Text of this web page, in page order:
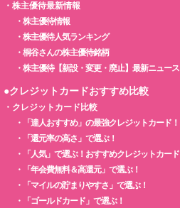
・ 株主優待最新情報
・ 株主優待情報
・ 株主優待人気ランキング
・ 桐谷さんの株主優待銘柄
・ 株主優待【新設・変更・廃止】最新ニュース
●クレジットカードおすすめ比較
・ クレジットカード比較
・
「達人おすすめ」の最強クレジットカード！
・
「還元率の高さ」で選ぶ！
・
「人気」で選ぶ！おすすめクレジットカード
・
「年会費無料＆高還元」で選ぶ！
・
「マイルの貯まりやすさ」で選ぶ！
・
「ゴールドカード」で選ぶ！